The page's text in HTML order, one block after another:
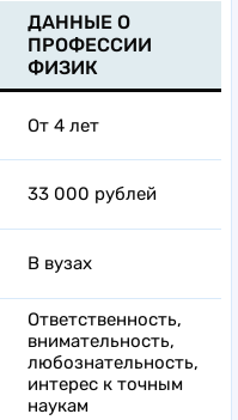
ДАННЫЕ О
ПРОФЕССИИ
ФИЗИК
От 4 лет
33 000 рублей
В вузах
Ответственность,
внимательность,
любознательность,
интерес к точным
наукам